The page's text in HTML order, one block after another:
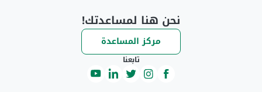
نحن هنا لمساعدتك!
مركز المساعدة
تابعنا